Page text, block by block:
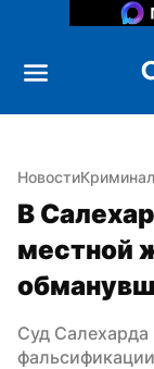
НовостиКриминал
В
местной
Суд Салехарда